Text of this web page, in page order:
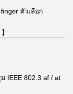
ตัวเลือก
IEEE 802.3 af / at